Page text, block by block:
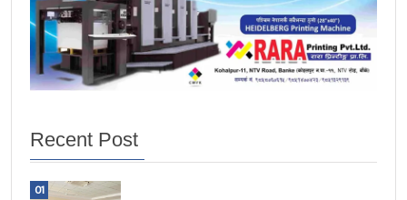
Recent Post
01